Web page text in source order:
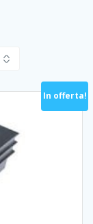
In offerta!